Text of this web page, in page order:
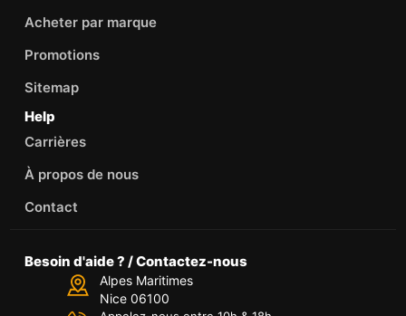
Acheter par marque
Promotions
Sitemap
Help
Carrières
À propos de nous
Contact
Besoin d'aide ? / Contactez-nous
Alpes Maritimes
Nice 06100